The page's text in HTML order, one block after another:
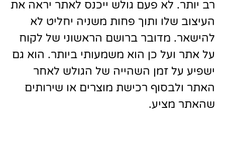
רב יותר. לא פעם גולש ייכנס לאתר יראה את
העיצוב שלו ותוך פחות משניה יחליט לא
להישאר. מדובר ברושם הראשוני של לקוח
על אתר ועל כן הוא משמעותי ביותר. הוא גם
ישפיע על זמן השהייה של הגולש לאחר
האתר ולבסוף רכישת מוצרים או שירותים
שהאתר מציע.